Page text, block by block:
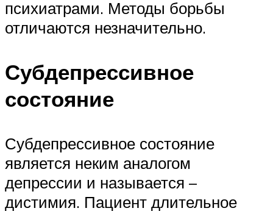
психиатрами. Методы борьбы
отличаются незначительно.
Субдепрессивное
состояние
Субдепрессивное состояние
является неким аналогом
депрессии и называется –
дистимия. Пациент длительное